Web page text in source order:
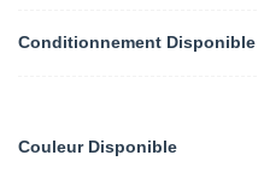
Conditionnement Disponible
Couleur Disponible